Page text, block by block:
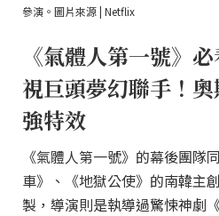
參演。圖片來源 | Netflix
《氣體人第一號》
視巨頭夢幻聯手！
強特效
《氣體人第一號》的幕後團隊
車》、《地獄公使》的南韓主
製，導演則是執導過驚悚神劇